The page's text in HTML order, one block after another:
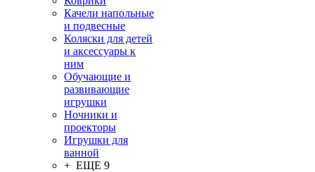
Качели напольные
и подвесные
Коляски для детей
и аксессуары к
ним
Обучающие и
развивающие
игрушки
Ночники и
проекторы
Игрушки для
ванной
+ ЕЩЕ 9